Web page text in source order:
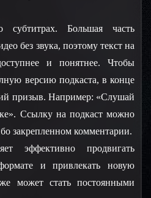
Большая часть
без звука, поэтому текст на
и понятнее. Чтобы
версию подкаста, в конце
призыв. Например: «Слушай
Ссылку на подкаст можно
закрепленном комментарии.
эффективно продвигать
и привлекать новую
может стать постоянными